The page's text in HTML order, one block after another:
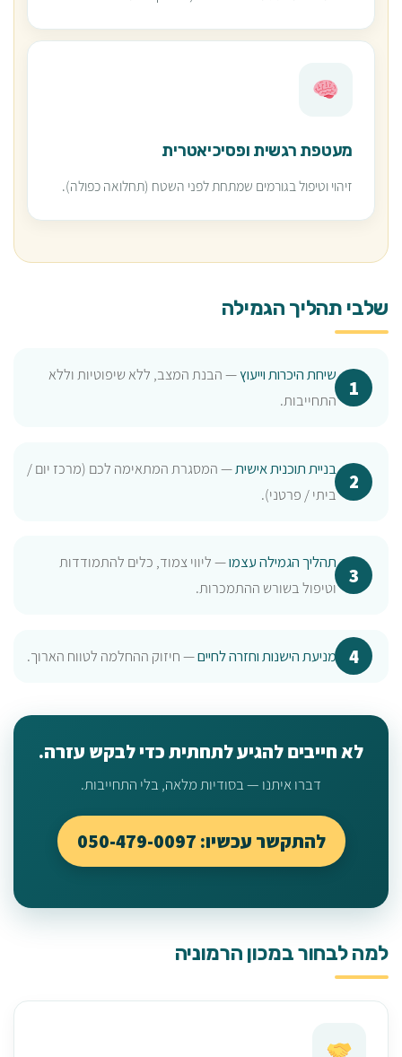
מעטפת רגשית ופסיכיאטרית
זיהוי וטיפול בגורמים שמתחת לפני השטח (תחלואה כפולה).
שלבי תהליך הגמילה
שיחת היכרות וייעוץ— הבנת המצב, ללא שיפוטיות וללא
התחייבות.
בניית תוכנית אישית— המסגרת המתאימה לכם (מרכז יום /
ביתי / פרטני).
תהליך הגמילה עצמו— ליווי צמוד, כלים להתמודדות
וטיפול בשורש ההתמכרות.
מניעת הישנות וחזרה לחיים— חיזוק ההחלמה לטווח הארוך.
לא חייבים להגיע לתחתית כדי לבקש עזרה.
דברו איתנו — בסודיות מלאה, בלי התחייבות.
להתקשר עכשיו: 050-479-0097
למה לבחור במכון הרמוניה